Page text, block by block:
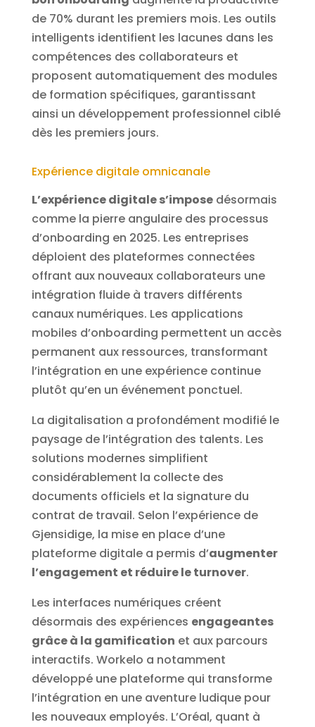
de 70% durant les premiers mois. Les outils
intelligents identifient les lacunes dans les
compétences des collaborateurs et
proposent automatiquement des modules
de formation spécifiques, garantissant
ainsi un développement professionnel ciblé
dès les premiers jours.
Expérience digitale omnicanale
L’expérience digitale s’imposedésormais
comme la pierre angulaire des processus
d’onboarding en 2025. Les entreprises
déploient des plateformes connectées
offrant aux nouveaux collaborateurs une
intégration fluide à travers différents
canaux numériques. Les applications
mobiles d’onboarding permettent un accès
permanent aux ressources, transformant
l’intégration en une expérience continue
plutôt qu’en un événement ponctuel.
La digitalisation a profondément modifié le
paysage de l’intégration des talents. Les
solutions modernes simplifient
considérablement la collecte des
documents officiels et la signature du
contrat de travail. Selon l’expérience de
Gjensidige, la mise en place d’une
plateforme digitale a permis d’augmenter
l’engagement et réduire le turnover.
Les interfaces numériques créent
désormais des expériences engageantes
grâce à la gamification et aux parcours
interactifs. Workelo a notamment
développé une plateforme qui transforme
l’intégration en une aventure ludique pour
les nouveaux employés. L’Oréal, quant à